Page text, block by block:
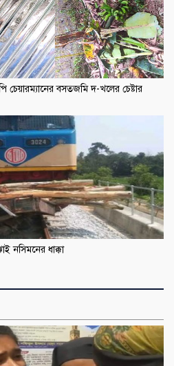
চেয়ারম্যানের বসতজমি দ-খলের চেষ্টার
নসিমনের ধাক্কা